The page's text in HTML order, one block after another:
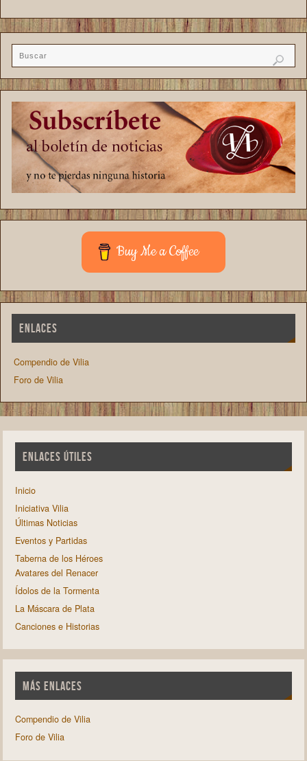
Buy Me a Coffee
ENLACES
Compendio de Vilia
Foro de Vilia
ENLACES ÚTILES
Inicio
Iniciativa Vilia
Últimas Noticias
Eventos y Partidas
Taberna de los Héroes
Avatares del Renacer
Ídolos de la Tormenta
La Máscara de Plata
Canciones e Historias
MÁS ENLACES
Compendio de Vilia
Foro de Vilia